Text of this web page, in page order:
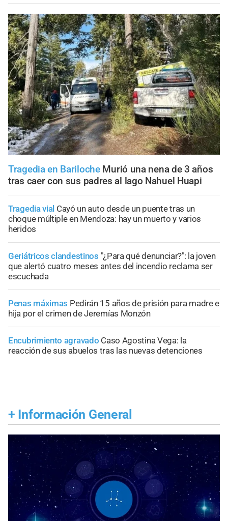
Tragedia en Bariloche Murió una nena de 3 años
tras caer con sus padres al lago Nahuel Huapi
Tragedia vial Cayó un auto desde un puente tras un
choque múltiple en Mendoza: hay un muerto y varios
heridos
Geriátricos clandestinos "¿Para qué denunciar?": la joven
que alertó cuatro meses antes del incendio reclama ser
escuchada
Penas máximas Pedirán 15 años de prisión para madre e
hija por el crimen de Jeremías Monzón
Encubrimiento agravado Caso Agostina Vega: la
reacción de sus abuelos tras las nuevas detenciones
+ Información General